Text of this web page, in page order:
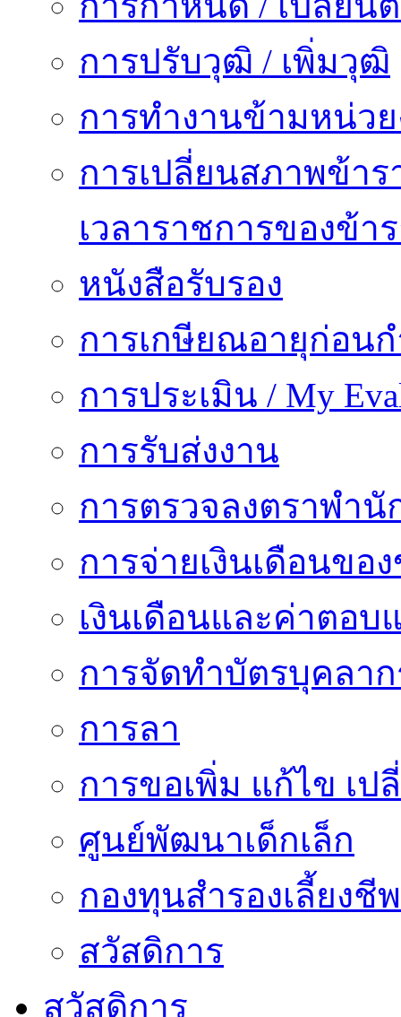
การปรับวุฒิ / เพิ่มวุฒิ
การทำงานข้ามหน่ว
การเปลี่ยนสภาพข้า
เวลาราชการของข้า
หนังสือรับรอง
การเกษียณอายุก่อน
การประเมิน / My
การรับส่งงาน
การตรวจลงตราพำ
การจ่ายเงินเดือนขอ
เงินเดือนและค่าตอบ
การจัดทำบัตรบุคลา
การลา
การขอเพิ่ม แก้ไข เ
ศูนย์พัฒนาเด็กเล็ก
กองทุนสำรองเลี้ยงชีพ
สวัสดิการ
สวัสดิการ